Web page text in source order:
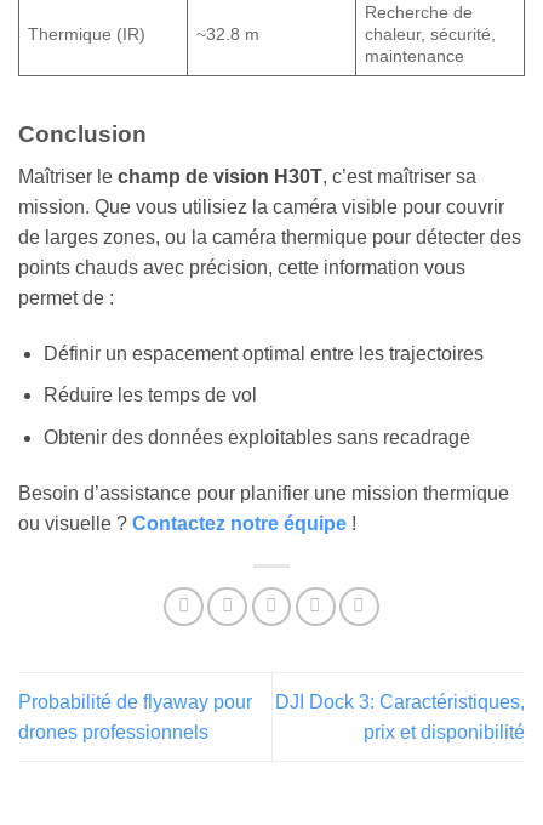
Thermique (IR) ~32.8 m
Recherche de
chaleur, sécurité,
maintenance
Conclusion
Maîtriser le champ de vision H30T, c’est maîtriser sa
mission. Que vous utilisiez la caméra visible pour couvrir
de larges zones, ou la caméra thermique pour détecter des
points chauds avec précision, cette information vous
permet de :
Définir un espacement optimal entre les trajectoires
Réduire les temps de vol
Obtenir des données exploitables sans recadrage
Besoin d’assistance pour planifier une mission thermique
ou visuelle ? Contactez notre équipe !
Probabilité de flyaway pour
drones professionnels
DJI Dock 3: Caractéristiques,
prix et disponibilité